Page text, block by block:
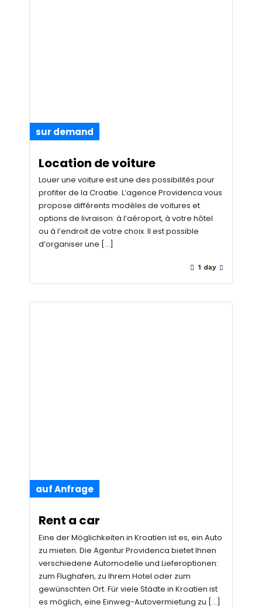
sur demand
Location de voiture
Louer une voiture est une des possibilités pour
profiter de la Croatie. L’agence Providenca vous
propose différents modèles de voitures et
options de livraison: à l’aéroport, à votre hôtel
ou à l’endroit de votre choix. Il est possible
d’organiser une […]
1 day
auf Anfrage
Rent a car
Eine der Möglichkeiten in Kroatien ist es, ein Auto
zu mieten. Die Agentur Providenca bietet Ihnen
verschiedene Automodelle und Lieferoptionen:
zum Flughafen, zu Ihrem Hotel oder zum
gewünschten Ort. Für viele Städte in Kroatien ist
es möglich, eine Einweg-Autovermietung zu […]